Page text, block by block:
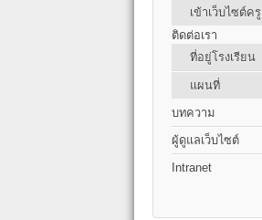
เข้าเว็บไซต์ครู
ติดต่อเรา
ที่อยู่โรงเรียน
แผนที่
บทความ
ผู้ดูแลเว็บไซต์
Intranet